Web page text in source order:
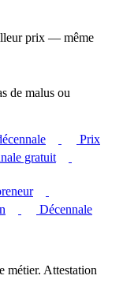
prix — même
de malus ou
Prix
gratuit
Décennale
métier. Attestation